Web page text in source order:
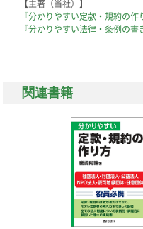
【主著（当社）】
『分かりやすい定款・規約の作
『分かりやすい法律・条例の
関連書籍